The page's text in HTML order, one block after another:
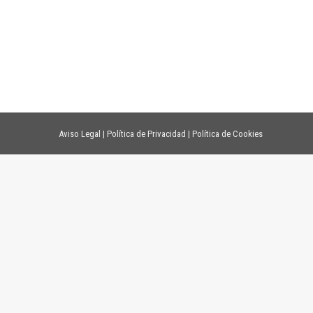
Aviso Legal | Política de Privacidad | Política de Cookies